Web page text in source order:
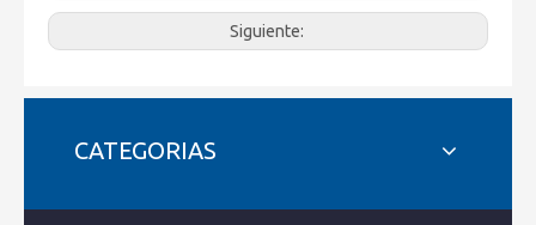
Siguiente:
CATEGORIAS